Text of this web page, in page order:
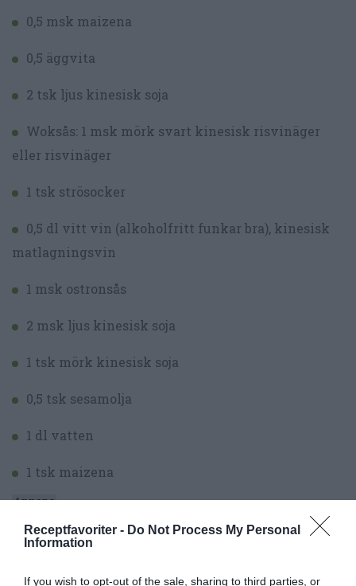
Receptfavoriter - Do Not Process My Personal
Information
If you wish to opt-out of the sale, sharing to third parties, or
0,5 msk maizena
0,5 äggvita
2 tsk ljus kinesisk soja
Woksås: 1 msk mörk svart kinesisk risvinäger
eller risvinäger
1 tsk strösocker
0,5 dl vitt vin (alkoholfritt funkar bra), kinesisk
matlagningsvin
1 msk ostronsås
2 msk ljus kinesisk soja
1 tsk mörk kinesisk soja
0,5 tsk sesamolja
1 dl vatten
1 tsk maizena